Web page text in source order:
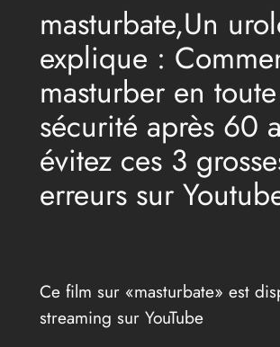
masturbate,Un
explique :
masturber en toute
sécurité après 60
évitez ces 3
erreurs sur
Ce film sur «masturbate» est
streaming sur YouTube